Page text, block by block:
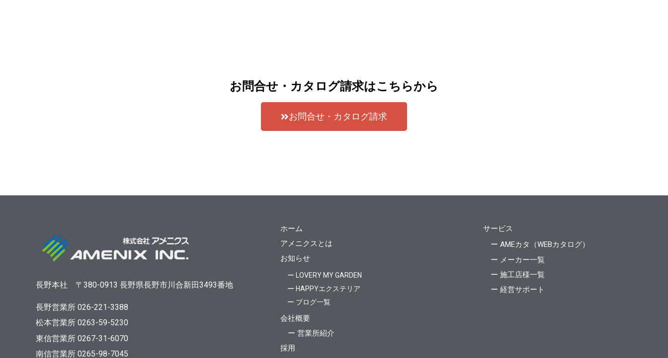
お問合せ・カタログ請求はこちらから
お問合せ・カタログ請求
長野本社 〒380-0913 長野県長野市川合新田3493番地
長野営業所 026-221-3388
松本営業所 0263-59-5230
東信営業所 0267-31-6070
南信営業所 0265-98-7045
ホーム
アメニクスとは
お知らせ
ー LOVERY MY GARDEN
ー HAPPYエクステリア
ー ブログ一覧
会社概要
ー 営業所紹介
採用
サービス
ー AMEカタ（WEBカタログ）
ー メーカー一覧
ー 施工店様一覧
ー 経営サポート